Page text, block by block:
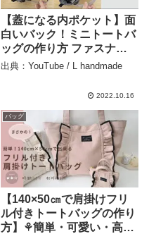
【蓋になる内ポケット】面
白いバック！ミニトートバ
ッグの作り方 ファスナー
ポケット付き * Inner
bag – L handmade
出典：YouTube / L handmade
2022.10.16
バッグ
【140×50㎝で肩掛けフリ
ル付きトートバッグの作り
方】⚘簡単・可愛い・高見